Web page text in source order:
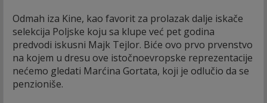
Odmah iza Kine, kao favorit za prolazak dalje iskače
selekcija Poljske koju sa klupe već pet godina
predvodi iskusni Majk Tejlor. Biće ovo prvo prvenstvo
na kojem u dresu ove istočnoevropske reprezentacije
nećemo gledati Marćina Gortata, koji je odlučio da se
penzioniše.